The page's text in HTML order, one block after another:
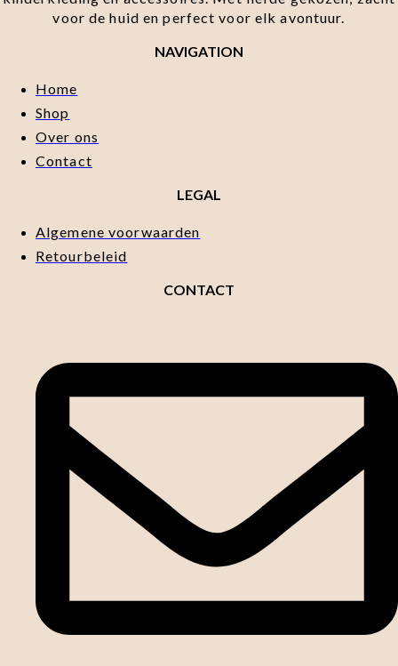
voor de huid en perfect voor elk avontuur.
NAVIGATION
Home
Shop
Over ons
Contact
LEGAL
Algemene voorwaarden
Retourbeleid
CONTACT